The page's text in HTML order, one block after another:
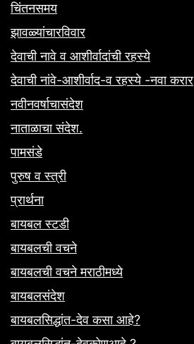
चिंतनसमय
झावळ्यांचारविवार
देवाची नावे व आशीर्वादांची रहस्ये
देवाची नांवे-आशीर्वाद-व रहस्ये -नवा करार
नवीनवर्षाचासंदेश
नाताळाचा संदेश.
पामसंडे
पुरुष व स्त्री
प्रार्थना
बायबल स्टडी
बायबलची वचने
बायबलची वचने मराठीमध्ये
बायबलसंदेश
बायबलसिद्धांत-देव कसा आहे?